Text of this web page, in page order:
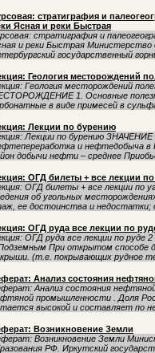
стратиграфия и
Ясная и реки Быстрая
стратиграфия и
и реки Быстрая Министерство
государственный
Геология месторождений
Геология месторождений
1. Основные
в виде примесей в
Лекции по бурению
Лекции по бурению
и нефтедобыча в
добычи нефти – среднее
ОГД билеты + все лекции
ОГД билеты + все лекции по
об угольных
ее достоинства и недостатки;
ОГД руда все лекции по
ОГД руда все лекции по руде
При открытом способе
(т.е. покрывающих рудное
Анализ состояния
Анализ состояния
промышленности . Доля
высокой и составляет по
Возникновение Земли
Возникновение Земли
РФ. Иркутский